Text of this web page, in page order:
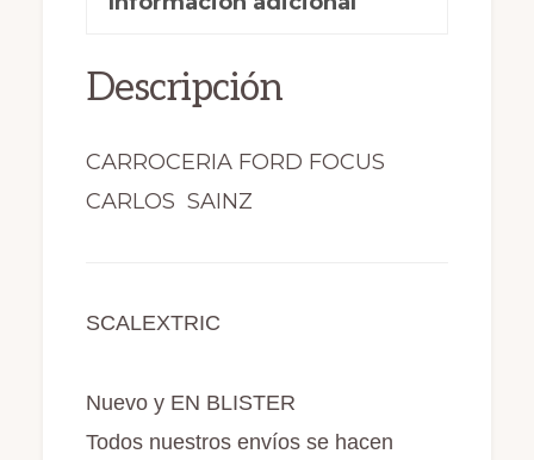
cantidad
o
k
n
r
Descripción
CARROCERIA FORD FOCUS
CARLOS SAINZ
SCALEXTRIC
Nuevo y EN BLISTER
Todos nuestros envíos se hacen